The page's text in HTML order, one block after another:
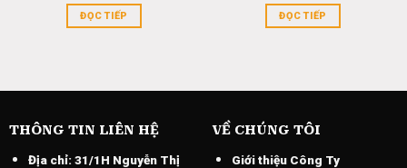
ĐỌC TIẾP ĐỌC TIẾP
THÔNG TIN LIÊN HỆ
Địa chỉ:31/1H Nguyễn Thị
VỀ CHÚNG TÔI
Giới thiệu Công Ty